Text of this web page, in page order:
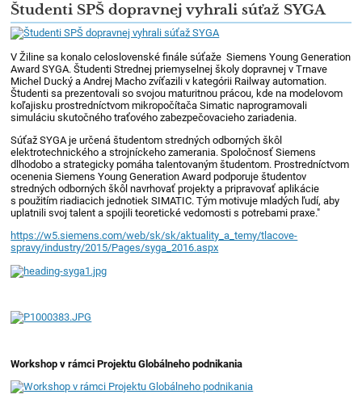
Študenti SPŠ dopravnej vyhrali súťaž SYGA
V Žiline sa konalo celoslovenské finále súťaže Siemens Young Generation
Award SYGA. Študenti Strednej priemyselnej školy dopravnej v Trnave
Michel Ducký a Andrej Macho zvíťazili v kategórii Railway automation.
Študenti sa prezentovali so svojou maturitnou prácou, kde na modelovom
koľajisku prostredníctvom mikropočítača Simatic naprogramovali
simuláciu skutočného traťového zabezpečovacieho zariadenia.
Súťaž SYGA je určená študentom stredných odborných škôl
elektrotechnického a strojníckeho zamerania. Spoločnosť Siemens
dlhodobo a strategicky pomáha talentovaným študentom. Prostredníctvom
ocenenia Siemens Young Generation Award podporuje študentov
stredných odborných škôl navrhovať projekty a pripravovať aplikácie
s použitím riadiacich jednotiek SIMATIC. Tým motivuje mladých ľudí, aby
uplatnili svoj talent a spojili teoretické vedomosti s potrebami praxe."
https://w5.siemens.com/web/sk/sk/aktuality_a_temy/tlacove-
spravy/industry/2015/Pages/syga_2016.aspx
Workshop v rámci Projektu Globálneho podnikania